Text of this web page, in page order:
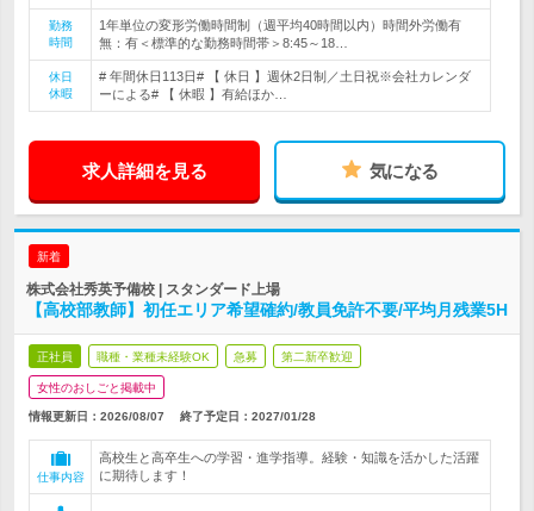
勤務
時間
1年単位の変形労働時間制（週平均40時間以内）時間外労働有
無：有＜標準的な勤務時間帯＞8:45～18…
休日
休暇
# 年間休日113日# 【 休日 】週休2日制／土日祝※会社カレンダ
ーによる# 【 休暇 】有給ほか…
求人詳細を見る 気になる
新着
株式会社秀英予備校 | スタンダード上場
【高校部教師】初任エリア希望確約/教員免許不要/平均月残業5H
正社員 職種・業種未経験OK 急募 第二新卒歓迎
女性のおしごと掲載中
情報更新日：2026/08/07 終了予定日： 2027/01/28
仕事内容
高校生と高卒生への学習・進学指導。経験・知識を活かした活躍
に期待します！